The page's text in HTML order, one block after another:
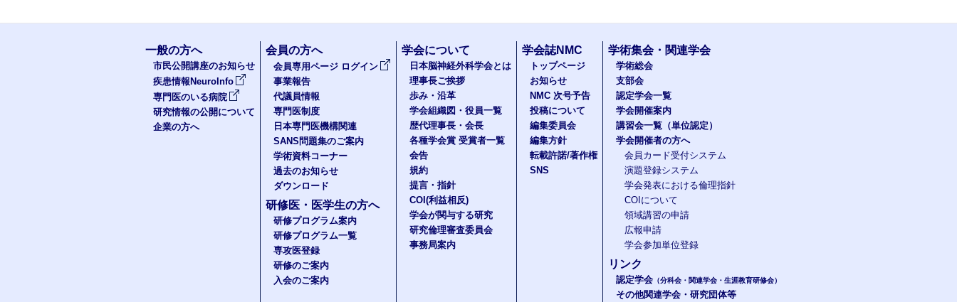
一般の方へ
市民公開講座のお知らせ
疾患情報NeuroInfo
専門医のいる病院
研究情報の公開について
企業の方へ
会員の方へ
会員専用ページ ログイン
事業報告
代議員情報
専門医制度
日本専門医機構関連
SANS問題集のご案内
学術資料コーナー
過去のお知らせ
ダウンロード
研修医・医学生の方へ
研修プログラム案内
研修プログラム一覧
専攻医登録
研修のご案内
入会のご案内
学会について
日本脳神経外科学会とは
理事長ご挨拶
歩み・沿革
学会組織図・役員一覧
歴代理事長・会長
各種学会賞 受賞者一覧
会告
規約
提言・指針
COI(利益相反)
学会が関与する研究
研究倫理審査委員会
事務局案内
学会誌NMC
トップページ
お知らせ
NMC 次号予告
投稿について
編集委員会
編集方針
転載許諾/著作権
SNS
学術集会・関連学会
学術総会
支部会
認定学会一覧
学会開催案内
講習会一覧（単位認定）
学会開催者の方へ
会員カード受付システム
演題登録システム
学会発表における倫理指針
COIについて
領域講習の申請
広報申請
学会参加単位登録
リンク
認定学会 （分科会・関連学会・生涯教育研修会）
その他関連学会・研究団体等